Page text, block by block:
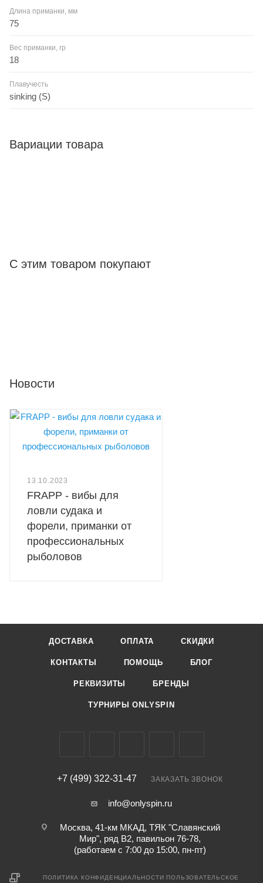
Длина приманки, мм
75
Вес приманки, гр
18
Плавучесть
sinking (S)
Вариации товара
С этим товаром покупают
Новости
13.10.2023
FRAPP - вибы для
ловли судака и
форели, приманки от
профессиональных
рыболовов
ДОСТАВКА ОПЛАТА СКИДКИ
КОНТАКТЫ ПОМОЩЬ БЛОГ
РЕКВИЗИТЫ БРЕНДЫ
ТУРНИРЫ ONLYSPIN
+7 (499) 322-31-47 ЗАКАЗАТЬ ЗВОНОК
info@onlyspin.ru
Москва, 41-км МКАД, ТЯК "Славянский
Мир", ряд В2, павильон 76-78,
(работаем с 7:00 до 15:00, пн-пт)
ПОЛИТИКА КОНФИДЕНЦИАЛЬНОСТИ ПОЛЬЗОВАТЕЛЬСКОЕ